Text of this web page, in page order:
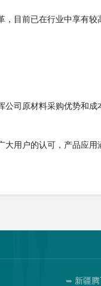
目前已在行业中享有较
司原材料采购优势和成
用户的认可，产品应
新疆